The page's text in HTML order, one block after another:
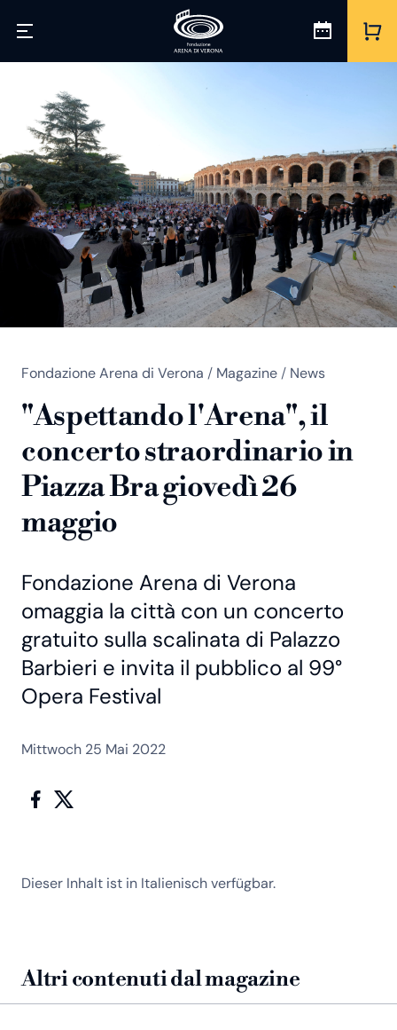
Fondazione Arena di Verona / Magazine / News
"Aspettando l'Arena", il
concerto straordinario in
Piazza Bra giovedì 26
maggio
Fondazione Arena di Verona
omaggia la città con un concerto
gratuito sulla scalinata di Palazzo
Barbieri e invita il pubblico al 99°
Opera Festival
Mittwoch 25 Mai 2022
Dieser Inhalt ist in Italienisch verfügbar.
Altri contenuti dal magazine